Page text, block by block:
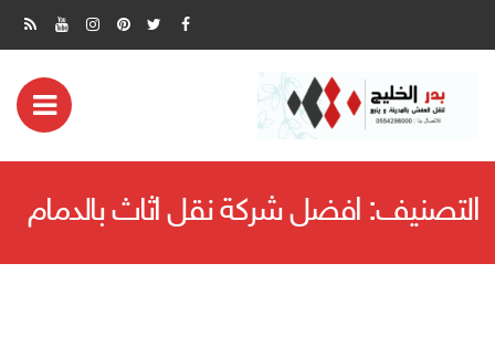
التصنيف: افضل شركة نقل اثاث بالدمام